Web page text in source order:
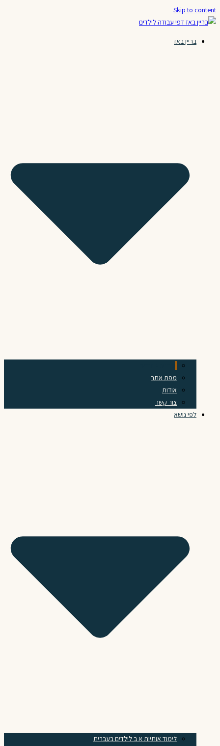
Skip to content
בריין באז
מפת אתר
אודות
צור קשר
לפי נושא
לימוד אותיות א ב לילדים בעברית